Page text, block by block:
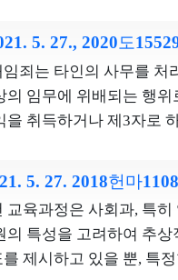
면, 단서조항이 1945년 8
된 사후양자의 경우 독립
사실이 있는 자에 한하여
것은 지나친 제한으로서
적 신고로 인한 행정력 낭
한 전문신고자의 부작용
해소하고 공익신고의 건
보상금 지급대상을 내부
부 공익신고자도 일정한
포상금, 구조금 등을 지
을 아울러 고려할 때, 이
등원칙에 위배된다고 볼
지 강제되는 것은 아니므
수용 여부에 대해서는
있으며, 채무부존재확인
소송절차에 따라 분쟁을
한 심판대상조항이 청구
자유를 침해한다고 할
원의 역할은 형사재판에
하는 직책이라는 점을 고
격을 갖추는 데 요구되는
정함에 있어서는 법적 행
등교육을 마칠 정도의 최
죄를 다루는 형사재판에
개진 등의 책임과 의무를
적으로 수행하기 위하여
접적인 경험을 쌓는 데 소
5. 27., 2020도
죄는 타인의 사무를 처
의 임무에 위배되는 행위
을 취득하거나 제3자로
부작위범의 성립 요건에
을 방지할 의무가 있거나
여 위험발생의 원인을 야
생을 방지하지 아니한 때
5. 27. 2018헌마
교육과정은 사회과, 특히
의 특성을 고려하여 추상
제시하고 있을 뿐, 특